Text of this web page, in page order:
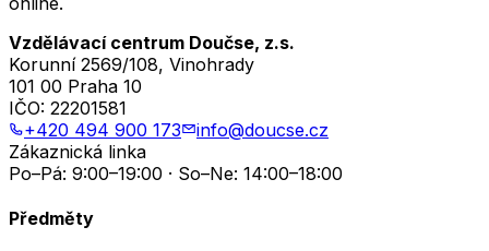
Vzdělávací centrum Doučse, z.s.
Korunní 2569/108, Vinohrady
101 00 Praha 10
IČO: 22201581
+420 494 900 173
info@doucse.cz
Zákaznická linka
Po–Pá: 9:00–19:00 · So–Ne: 14:00–18:00
Předměty